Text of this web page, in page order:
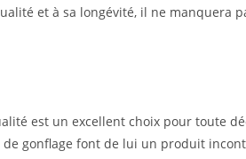
et à sa longévité, il ne manquera
est un excellent choix pour toute
gonflage font de lui un produit